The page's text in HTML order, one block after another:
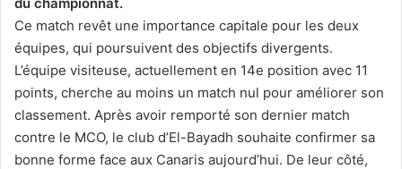
Ce match revêt une importance capitale pour les deux
équipes, qui poursuivent des objectifs divergents.
L’équipe visiteuse, actuellement en 14e position avec 11
points, cherche au moins un match nul pour améliorer son
classement. Après avoir remporté son dernier match
contre le MCO, le club d’El-Bayadh souhaite confirmer sa
bonne forme face aux Canaris aujourd’hui. De leur côté,